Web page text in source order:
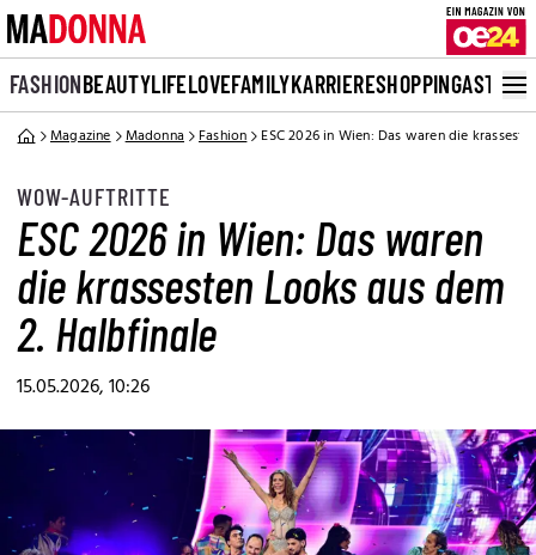
FASHIONBEAUTYLIFELOVEFAMILYKARRIERESHOPPINGASTRO
Magazine Madonna Fashion ESC 2026 in Wien: Das waren die
WOW-AUFTRITTE
ESC 2026 in Wien: Das waren
die krassesten Looks aus dem
2. Halbfinale
15.05.2026, 10:26